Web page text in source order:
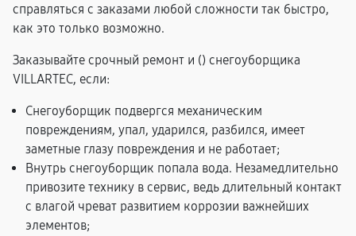
справляться с заказами любой сложности так быстро,
как это только возможно.
Заказывайте срочный ремонт и () снегоуборщика
VILLARTEC, если:
Снегоуборщик подвергся механическим
повреждениям, упал, ударился, разбился, имеет
заметные глазу повреждения и не работает;
Внутрь снегоуборщик попала вода. Незамедлительно
привозите технику в сервис, ведь длительный контакт
с влагой чреват развитием коррозии важнейших
элементов;